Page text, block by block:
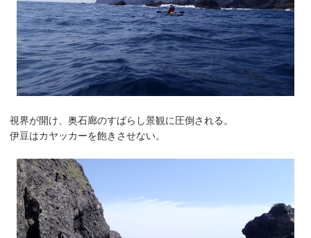
視界が開け、奥石廊のすばらし景観に圧倒される。
伊豆はカヤッカーを飽きさせない。